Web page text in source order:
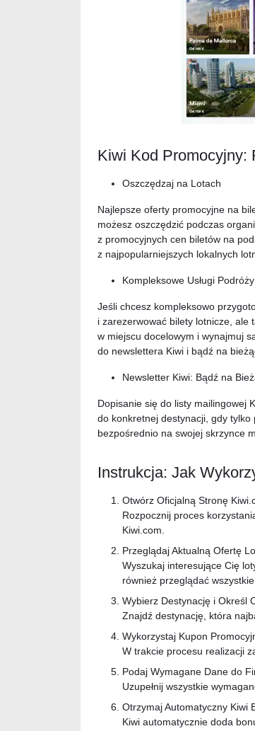
Kiwi Kod Promocyjny:
Oszczędzaj na Lotach
Najlepsze oferty promocyjne na
możesz oszczędzić podczas
z promocyjnych cen biletów na
z najpopularniejszych lokalnych
Kompleksowe Usługi Podróży
Jeśli chcesz kompleksowo
i zarezerwować bilety lotnicze, ale
w miejscu docelowym i wynajmuj
do newslettera Kiwi i bądź na
Newsletter Kiwi: Bądź na
Dopisanie się do listy mailingowej
do konkretnej destynacji, gdy
bezpośrednio na swojej skrzynce
Instrukcja: Jak
Otwórz Oficjalną Stronę
Rozpocznij proces
Kiwi.com.
Przeglądaj Aktualną Ofertę
Wyszukaj interesujące Cię
również przeglądać
Wybierz Destynację i Określ
Znajdź destynację, która
Wykorzystaj Kupon
W trakcie procesu realizacji
Podaj Wymagane Dane do
Uzupełnij wszystkie
Otrzymaj Automatyczny Kiwi
Kiwi automatycznie doda